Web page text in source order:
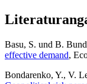
Basu, S. und B.
effective demand,
Bondarenko, Y., V.